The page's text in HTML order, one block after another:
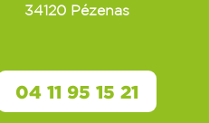
34120 Pézenas
04 11 95 15 21